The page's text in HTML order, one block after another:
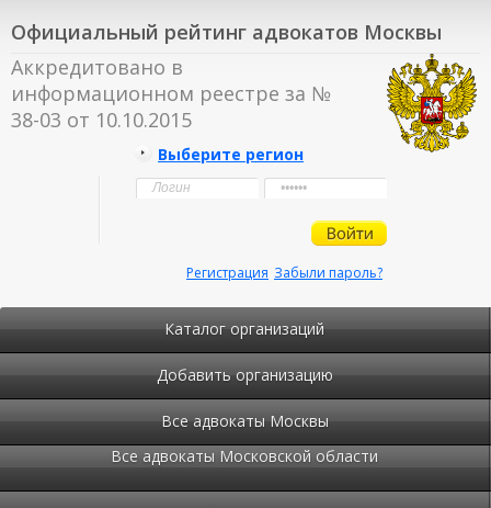
Официальный рейтинг адвокатов Москвы
Аккредитовано в
информационном реестре за №
38-03 от 10.10.2015
Выберите регион
Забыли пароль?
Регистрация
Каталог организаций
Добавить организацию
Все адвокаты Москвы
Все адвокаты Московской области